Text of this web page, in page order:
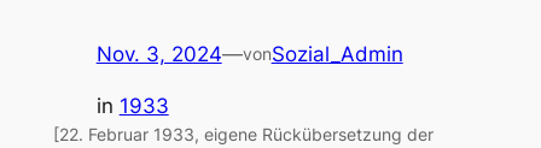
Nov. 3, 2024—vonSozial_Admin
in 1933
[22. Februar 1933, eigene Rückübersetzung der